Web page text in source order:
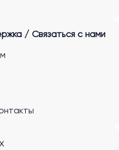
/ Связаться с нами